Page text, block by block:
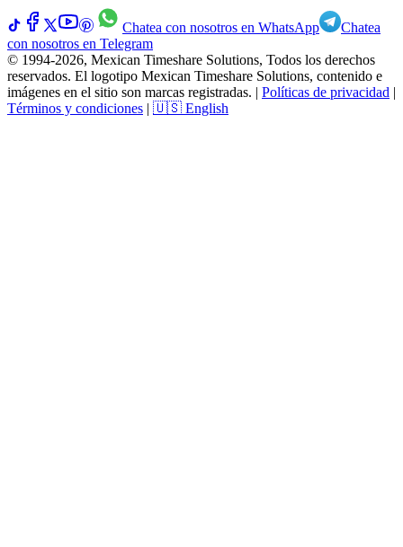
Chatea con nosotros en WhatsApp
Chatea
con nosotros en Telegram
© 1994-2026, Mexican Timeshare Solutions, Todos los derechos
reservados. El logotipo Mexican Timeshare Solutions, contenido e
imágenes en el sitio son marcas registradas. | Políticas de privacidad |
Términos y condiciones | 🇺🇸 English